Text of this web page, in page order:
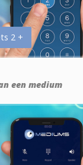
2 +
een medium